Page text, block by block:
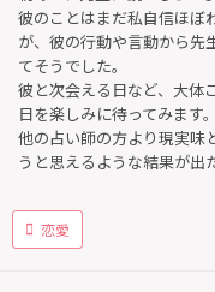
彼のことはまだ私自信ほぼ
が、彼の行動や言動から先
てそうでした。
彼と次会える日など、大体
日を楽しみに待ってみます。
他の占い師の方より現実味
うと思えるような結果が出
恋愛